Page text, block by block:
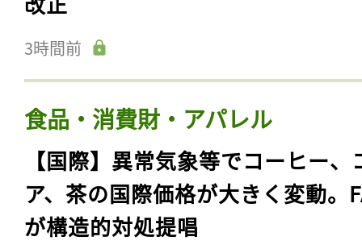
3時間前
食品・消費財・アパレル
【国際】異常気象等でコーヒー、
ア、茶の国際価格が大きく変動。
が構造的対処提唱